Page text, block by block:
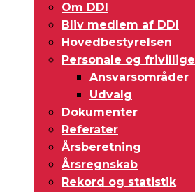
Om DDI
Bliv medlem af DDI
Hovedbestyrelsen
Personale og frivillige
Ansvarsområder
Udvalg
Dokumenter
Referater
Årsberetning
Årsregnskab
Rekord og statistik